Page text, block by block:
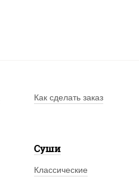
Как сделать заказ
Суши
Классические